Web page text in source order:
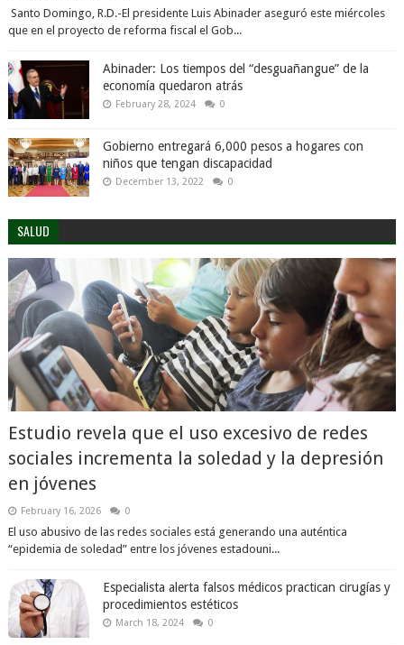
Santo Domingo, R.D.-El presidente Luis Abinader aseguró este miércoles
que en el proyecto de reforma fiscal el Gob...
Abinader: Los tiempos del “desguañangue” de la
economía quedaron atrás
February 28, 2024 0
Gobierno entregará 6,000 pesos a hogares con
niños que tengan discapacidad
December 13, 2022 0
SALUD
Estudio revela que el uso excesivo de redes
sociales incrementa la soledad y la depresión
en jóvenes
February 16, 2026 0
El uso abusivo de las redes sociales está generando una auténtica
“epidemia de soledad” entre los jóvenes estadouni...
Especialista alerta falsos médicos practican cirugías y
procedimientos estéticos
March 18, 2024 0